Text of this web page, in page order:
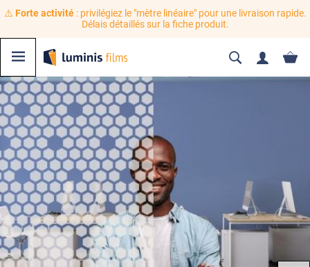
⚠️ Forte activité: privilégiez le "mètre linéaire" pour une livraison rapide.
Délais détaillés sur la fiche produit.